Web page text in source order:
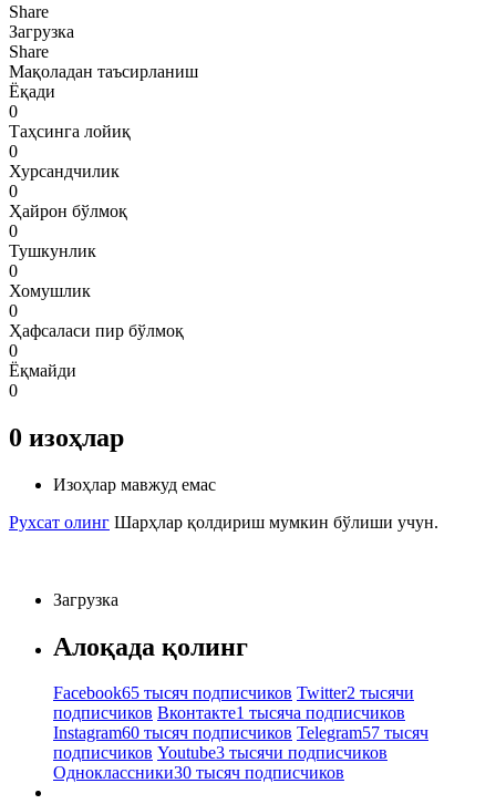
Share
Загрузка
Share
Мақоладан таъсирланиш
Ёқади
0
Таҳсинга лойиқ
0
Хурсандчилик
0
Ҳайрон бўлмоқ
0
Тушкунлик
0
Хомушлик
0
Ҳафсаласи пир бўлмоқ
0
Ёқмайди
0
0 изоҳлар
Изоҳлар мавжуд емас
Рухсат олинг Шарҳлар қолдириш мумкин бўлиши учун.
Загрузка
Алоқада қолинг
Facebook65 тысяч подписчиков Twitter2 тысячи
подписчиков Вконтакте1 тысяча подписчиков
Instagram60 тысяч подписчиков Telegram57 тысяч
подписчиков Youtube3 тысячи подписчиков
Одноклассники30 тысяч подписчиков